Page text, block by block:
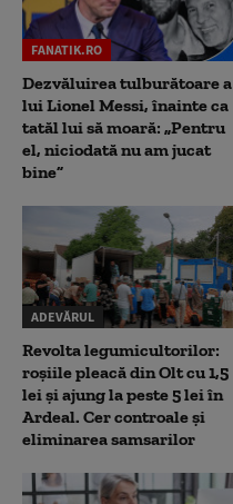
FANATIK.RO
Dezvăluirea tulburătoare a
lui Lionel Messi, înainte ca
tatăl lui să moară: „Pentru
el, niciodată nu am jucat
bine”
ADEVĂRUL
Revolta legumicultorilor:
roșiile pleacă din Olt cu 1,5
lei și ajung la peste 5 lei în
Ardeal. Cer controale și
eliminarea samsarilor